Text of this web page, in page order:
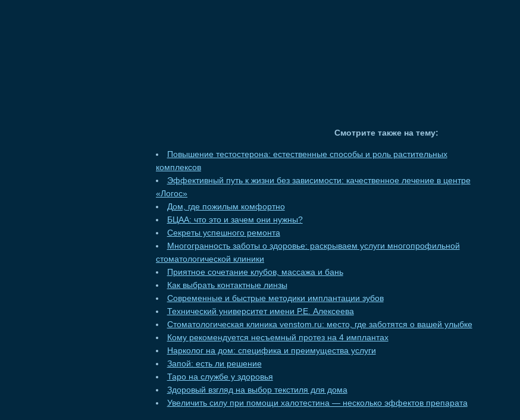
Смотрите также на тему:
Повышение тестостерона: естественные способы и роль растительных
комплексов
Эффективный путь к жизни без зависимости: качественное лечение в центре
«Логос»
Дом, где пожилым комфортно
БЦАА: что это и зачем они нужны?
Секреты успешного ремонта
Многогранность заботы о здоровье: раскрываем услуги многопрофильной
стоматологической клиники
Приятное сочетание клубов, массажа и бань
Как выбрать контактные линзы
Современные и быстрые методики имплантации зубов
Технический университет имени Р.Е. Алексеева
Стоматологическая клиника venstom.ru: место, где заботятся о вашей улыбке
Кому рекомендуется несъемный протез на 4 имплантах
Нарколог на дом: специфика и преимущества услуги
Запой: есть ли решение
Таро на службе у здоровья
Здоровый взгляд на выбор текстиля для дома
Увеличить силу при помощи халотестина — несколько эффектов препарата